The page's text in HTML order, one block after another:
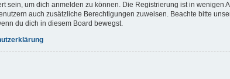
sein, um dich anmelden zu können. Die Registrierung ist in
auch zusätzliche Berechtigungen zuweisen. Beachte bitte
du dich in diesem Board bewegst.